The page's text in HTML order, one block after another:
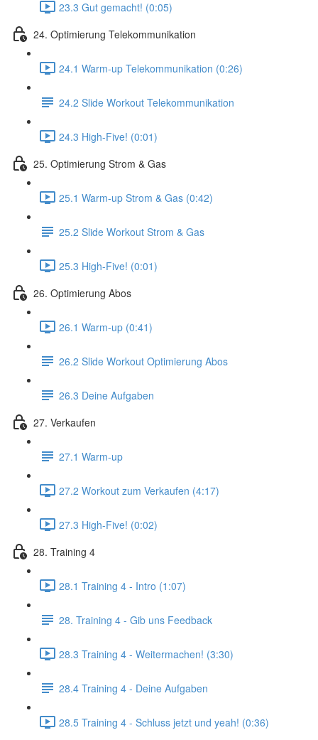
23.3 Gut gemacht! (0:05)
24. Optimierung Telekommunikation
24.1 Warm-up Telekommunikation (0:26)
24.2 Slide Workout Telekommunikation
24.3 High-Five! (0:01)
25. Optimierung Strom & Gas
25.1 Warm-up Strom & Gas (0:42)
25.2 Slide Workout Strom & Gas
25.3 High-Five! (0:01)
26. Optimierung Abos
26.1 Warm-up (0:41)
26.2 Slide Workout Optimierung Abos
26.3 Deine Aufgaben
27. Verkaufen
27.1 Warm-up
27.2 Workout zum Verkaufen (4:17)
27.3 High-Five! (0:02)
28. Training 4
28.1 Training 4 - Intro (1:07)
28. Training 4 - Gib uns Feedback
28.3 Training 4 - Weitermachen! (3:30)
28.4 Training 4 - Deine Aufgaben
28.5 Training 4 - Schluss jetzt und yeah! (0:36)